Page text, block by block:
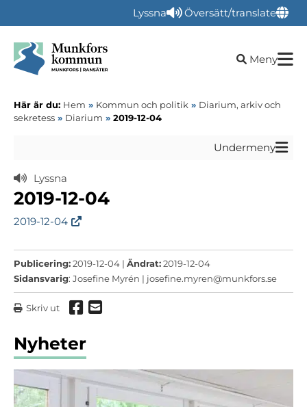
Lyssna Översätt/translate
Öppna
Meny
Här är du: Hem » Kommun och politik » Diarium, arkiv och
sekretess » Diarium » 2019-12-04
Undermeny
Lyssna
2019-12-04
2019-12-04
Publicering:2019-12-04 | Ändrat:2019-12-04
Sidansvarig: Josefine Myrén | josefine.myren@munkfors.se
Skriv ut Dela via Facebook
Dela via mail
Nyheter